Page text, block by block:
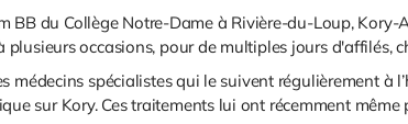
BB du Collège Notre-Dame à Rivière-du-Loup,
occasions, pour de multiples jours d'affilés,
spécialistes qui le suivent régulièrement à
sur Kory. Ces traitements lui ont récemment même